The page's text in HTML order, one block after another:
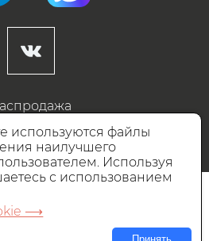
дизайны
ПАРТНЁРЫ
используются файлы
наилучшего
Используя
с использованием
⟶